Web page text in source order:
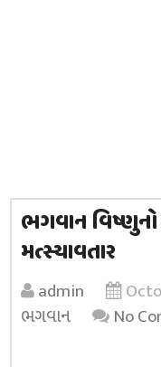
ભગવાન
મત્સ્યાવતાર
admin
ભગવાન
No